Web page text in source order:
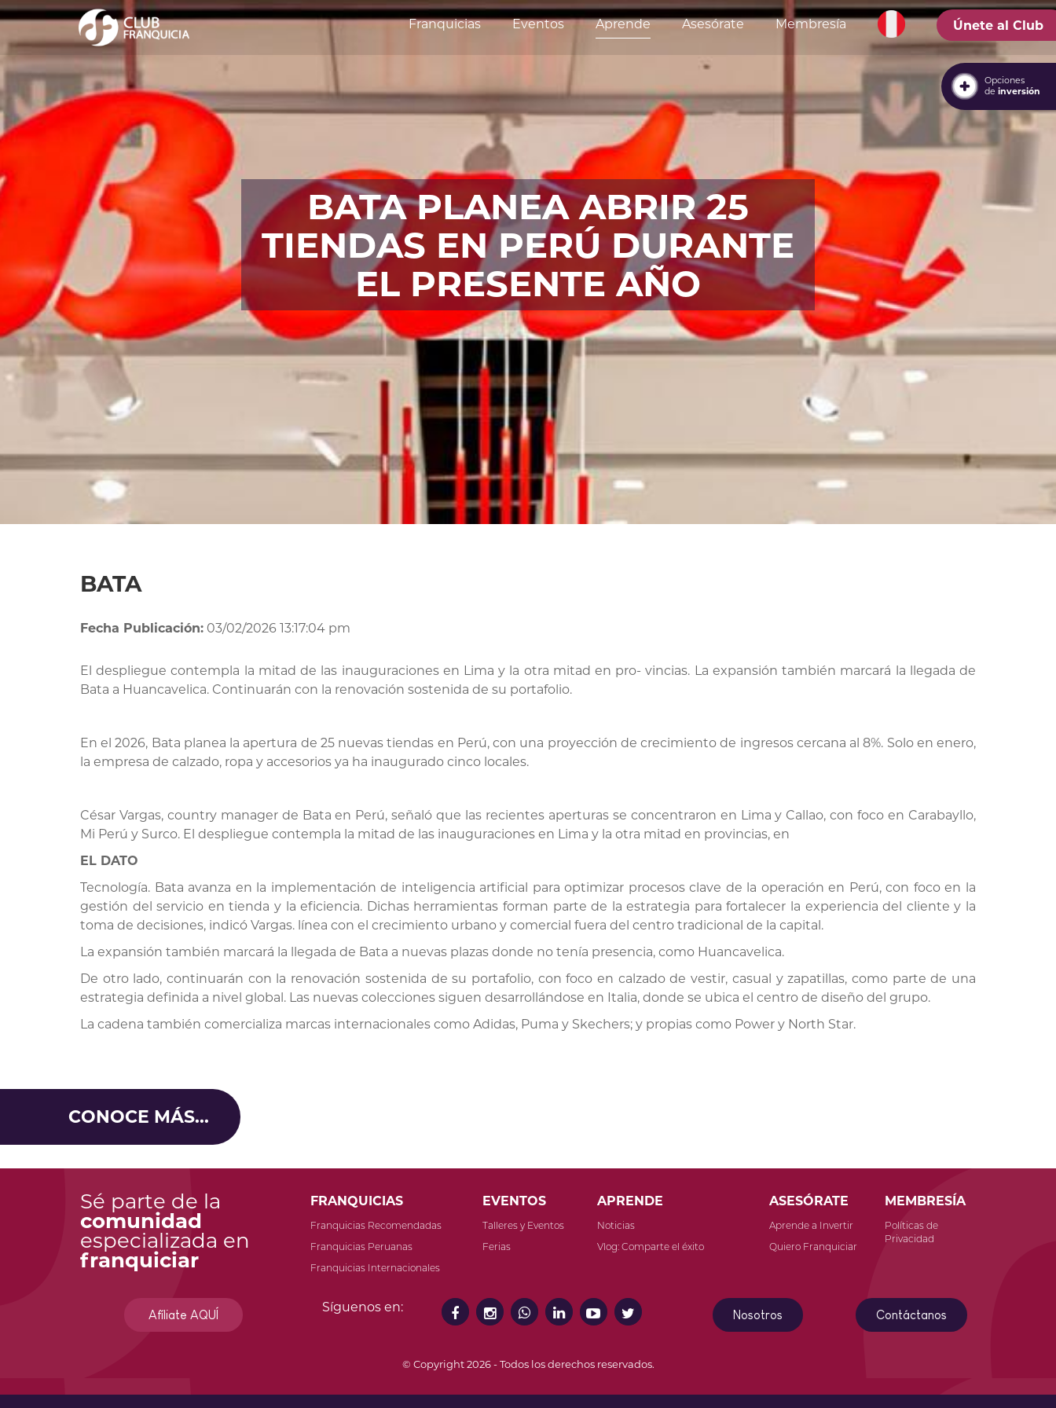
Franquicias Eventos Aprende Asesórate Membresía Únete al Club
Opciones
de inversión
BATA PLANEA ABRIR 25
TIENDAS EN PERÚ DURANTE
EL PRESENTE AÑO
BATA
Fecha Publicación: 03/02/2026 13:17:04 pm
El despliegue contempla la mitad de las inauguraciones en Lima y la otra mitad en pro- vincias. La expansión también marcará la llegada de
Bata a Huancavelica. Continuarán con la renovación sostenida de su portafolio.
En el 2026, Bata planea la apertura de 25 nuevas tiendas en Perú, con una proyección de crecimiento de ingresos cercana al 8%. Solo en enero,
la empresa de calzado, ropa y accesorios ya ha inaugurado cinco locales.
César Vargas, country manager de Bata en Perú, señaló que las recientes aperturas se concentraron en Lima y Callao, con foco en Carabayllo,
Mi Perú y Surco. El despliegue contempla la mitad de las inauguraciones en Lima y la otra mitad en provincias, en
EL DATO
Tecnología. Bata avanza en la implementación de inteligencia artificial para optimizar procesos clave de la operación en Perú, con foco en la
gestión del servicio en tienda y la eficiencia. Dichas herramientas forman parte de la estrategia para fortalecer la experiencia del cliente y la
toma de decisiones, indicó Vargas. línea con el crecimiento urbano y comercial fuera del centro tradicional de la capital.
La expansión también marcará la llegada de Bata a nuevas plazas donde no tenía presencia, como Huancavelica.
De otro lado, continuarán con la renovación sostenida de su portafolio, con foco en calzado de vestir, casual y zapatillas, como parte de una
estrategia definida a nivel global. Las nuevas colecciones siguen desarrollándose en Italia, donde se ubica el centro de diseño del grupo.
La cadena también comercializa marcas internacionales como Adidas, Puma y Skechers; y propias como Power y North Star.
CONOCE MÁS...
Sé parte de la
comunidad
especializada en
franquiciar
FRANQUICIAS
Franquicias Recomendadas
Franquicias Peruanas
Franquicias Internacionales
EVENTOS
Talleres y Eventos
Ferias
APRENDE
Noticias
Vlog: Comparte el éxito
ASESÓRATE
Aprende a Invertir
Quiero Franquiciar
MEMBRESÍA
Políticas de
Privacidad
Afíliate AQUÍ
Síguenos en:
Nosotros Contáctanos
© Copyright 2026 - Todos los derechos reservados.